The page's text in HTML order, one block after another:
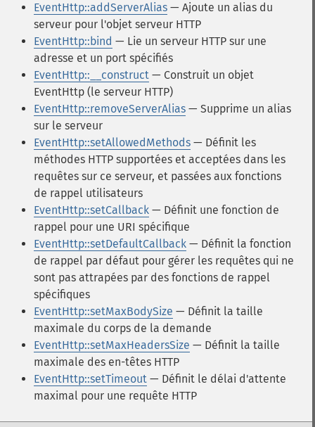
EventHttp::addServerAlias — Ajoute un alias du
serveur pour l'objet serveur HTTP
EventHttp::bind — Lie un serveur HTTP sur une
adresse et un port spécifiés
EventHttp::__construct — Construit un objet
EventHttp (le serveur HTTP)
EventHttp::removeServerAlias — Supprime un alias
sur le serveur
EventHttp::setAllowedMethods — Définit les
méthodes HTTP supportées et acceptées dans les
requêtes sur ce serveur, et passées aux fonctions
de rappel utilisateurs
EventHttp::setCallback — Définit une fonction de
rappel pour une URI spécifique
EventHttp::setDefaultCallback — Définit la fonction
de rappel par défaut pour gérer les requêtes qui ne
sont pas attrapées par des fonctions de rappel
spécifiques
EventHttp::setMaxBodySize — Définit la taille
maximale du corps de la demande
EventHttp::setMaxHeadersSize — Définit la taille
maximale des en-têtes HTTP
EventHttp::setTimeout — Définit le délai d'attente
maximal pour une requête HTTP